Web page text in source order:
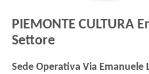
PIEMONTE CULTURA
Settore
Sede Operativa Via Emanuele